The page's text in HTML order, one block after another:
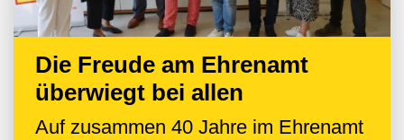
Die Freude am Ehrenamt
überwiegt bei allen
Auf zusammen 40 Jahre im Ehrenamt